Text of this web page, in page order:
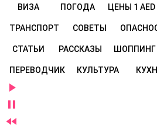
ВИЗА ПОГОДА ЦЕНЫ 1
ТРАНСПОРТ СОВЕТЫ
СТАТЬИ РАССКАЗЫ ШОППИНГ
ПЕРЕВОДЧИК КУЛЬТУРА


